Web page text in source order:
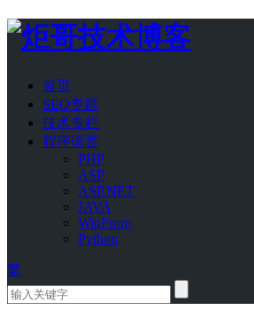
首页
SEO专题
技术专栏
程序语言
PHP
ASP
ASP.NET
JAVA
WinForm
Python
繁